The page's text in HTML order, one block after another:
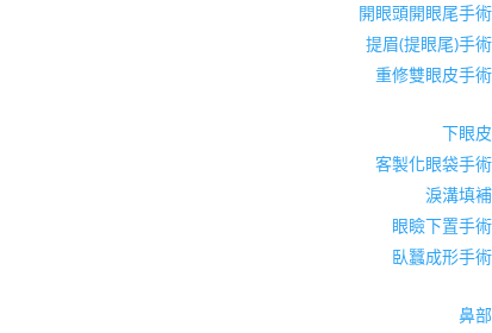
開眼頭開眼尾手術
提眉(提眼尾)手術
重修雙眼皮手術
下眼皮
客製化眼袋手術
淚溝填補
眼瞼下置手術
臥蠶成形手術
鼻部